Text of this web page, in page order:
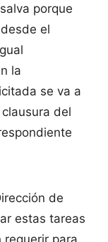
porque
el
la
se va a
del
de
estas tareas
requerir para